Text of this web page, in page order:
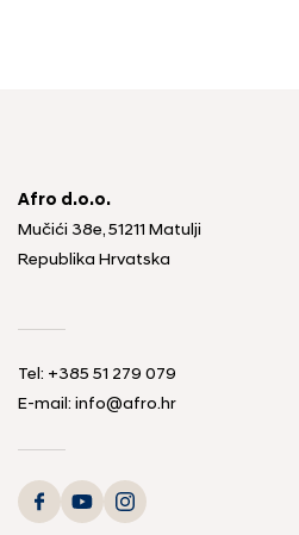
Afro d.o.o.
Mučići 38e, 51211 Matulji
Republika Hrvatska
Tel: +385 51 279 079
E-mail: info@afro.hr